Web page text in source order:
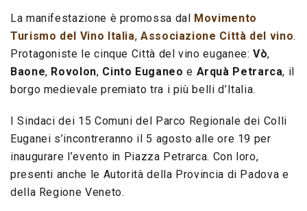
La manifestazione è promossa dal
Movimento
Turismo del Vino Italia,Associazione Città del vino.
Protagoniste le cinque Città del vino euganee:Vò,
Baone, Rovolon, Cinto Euganeo e Arquà Petrarca, il
borgo medievale premiato tra i più belli d’Italia.
I Sindaci dei 15 Comuni del Parco Regionale dei Colli
Euganei s’incontreranno il 5 agosto alle ore 19 per
inaugurare l’evento in Piazza Petrarca. Con loro,
presenti anche le Autorità della Provincia di Padova e
della Regione Veneto.